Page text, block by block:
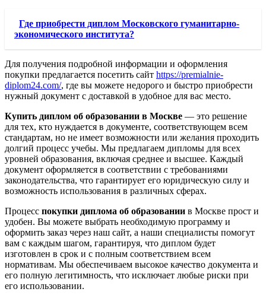
Где приобрести диплом Московского гуманитарно-
экономического института?
Для получения подробной информации и оформления
покупки предлагается посетить сайт https://premialnie-
diplom24.com/, где вы можете недорого и быстро приобрести
нужный документ с доставкой в удобное для вас место.
Купить диплом об образовании в Москве — это решение
для тех, кто нуждается в документе, соответствующем всем
стандартам, но не имеет возможности или желания проходить
долгий процесс учебы. Мы предлагаем дипломы для всех
уровней образования, включая среднее и высшее. Каждый
документ оформляется в соответствии с требованиями
законодательства, что гарантирует его юридическую силу и
возможность использования в различных сферах.
Процесс покупки диплома об образовании в Москве прост и
удобен. Вы можете выбрать необходимую программу и
оформить заказ через наш сайт, а наши специалисты помогут
вам с каждым шагом, гарантируя, что диплом будет
изготовлен в срок и с полным соответствием всем
нормативам. Мы обеспечиваем высокое качество документа и
его полную легитимность, что исключает любые риски при
его использовании.